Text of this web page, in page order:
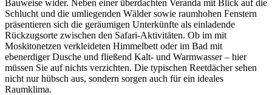
Bauweise wider. Neben einer überdachten Veranda mit Blick auf die
Schlucht und die umliegenden Wälder sowie raumhohen Fenstern
präsentieren sich die geräumigen Unterkünfte als einladende
Rückzugsorte zwischen den Safari-Aktivitäten. Ob im mit
Moskitonetzen verkleideten Himmelbett oder im Bad mit
ebenerdiger Dusche und fließend Kalt- und Warmwasser – hier
müssen Sie auf nichts verzichten. Die typischen Reetdächer sehen
nicht nur hübsch aus, sondern sorgen auch für ein ideales
Raumklima.